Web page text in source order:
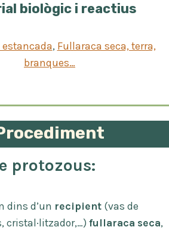
biològic i reactius
, Fullaraca seca, terra,
branques…
protozous:
dins d’un recipient (vas de
cristal·litzador,…) fullaraca seca,